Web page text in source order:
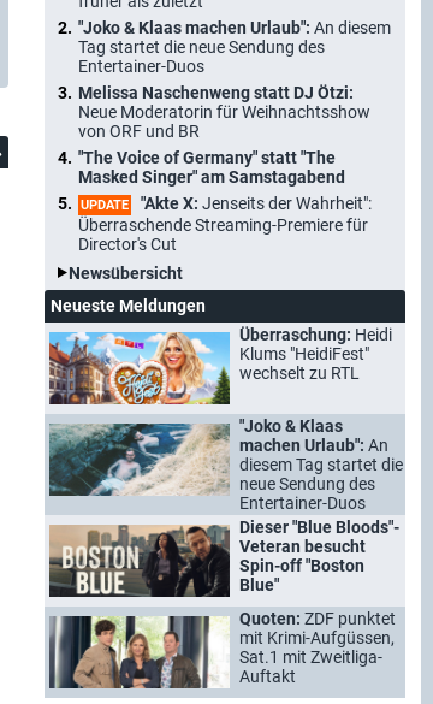
"Joko & Klaas machen Urlaub": An diesem
Tag startet die neue Sendung des
Entertainer-Duos
Melissa Naschenweng statt DJ Ötzi:
Neue Moderatorin für Weihnachtsshow
von ORF und BR
"The Voice of Germany" statt "The
Masked Singer" am Samstagabend
UPDATE "Akte X: Jenseits der Wahrheit":
Überraschende Streaming-Premiere für
Director's Cut
Newsübersicht
Neueste Meldungen
Überraschung: Heidi
Klums "HeidiFest"
wechselt zu RTL
"Joko & Klaas
machen Urlaub": An
diesem Tag startet die
neue Sendung des
Entertainer-Duos
Dieser "Blue Bloods"-
Veteran besucht
Spin-off "Boston
Blue"
Quoten: ZDF punktet
mit Krimi-Aufgüssen,
Sat.1 mit Zweitliga-
Auftakt